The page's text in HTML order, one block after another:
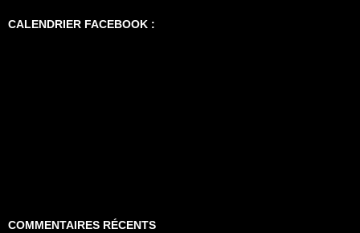
CALENDRIER FACEBOOK :
COMMENTAIRES RÉCENTS